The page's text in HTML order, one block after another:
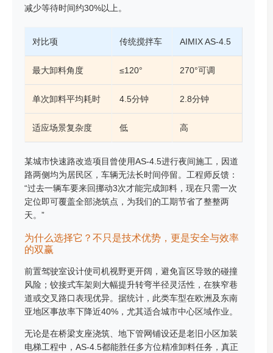
减少等待时间约30%以上。
对比项 传统搅拌车 AIMIX AS-4.5
最大卸料角度 ≤120° 270°可调
单次卸料平均耗时 4.5分钟 2.8分钟
适应场景复杂度 低 高
某城市快速路改造项目曾使用AS-4.5进行夜间施工，因道
路两侧均为居民区，车辆无法长时间停留。工程师反馈：
“过去一辆车要来回挪动3次才能完成卸料，现在只需一次
定位即可覆盖全部浇筑点，为我们的工期节省了整整两
天。”
为什么选择它？不只是技术优势，更是安全与效率
的双赢
前置驾驶室设计使司机视野更开阔，避免盲区导致的碰撞
风险；铰接式车架则大幅提升转弯半径灵活性，在狭窄巷
道或交叉路口表现优异。据统计，此类车型在欧洲及东南
亚地区事故率下降近40%，尤其适合城市中心区域作业。
无论是在桥梁支座浇筑、地下管网铺设还是老旧小区加装
电梯工程中，AS-4.5都能胜任多方位精准卸料任务，真正